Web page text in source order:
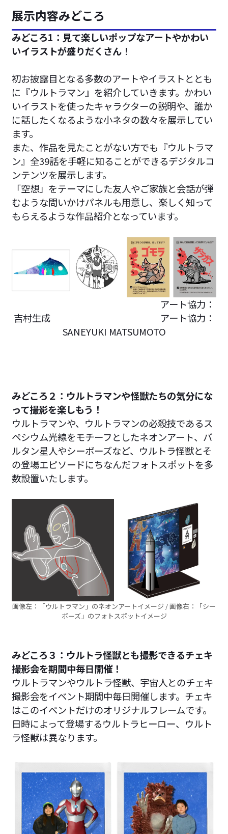
展示内容みどころ
みどころ1：見て楽しいポップなアートやかわい
いイラストが盛りだくさん！
初お披露目となる多数のアートやイラストととも
に『ウルトラマン』を紹介していきます。かわい
いイラストを使ったキャラクターの説明や、誰か
に話したくなるような小ネタの数々を展示してい
ます。
また、作品を見たことがない方でも『ウルトラマ
ン』全39話を手軽に知ることができるデジタルコ
ンテンツを展示します。
「空想」をテーマにした友人やご家族と会話が弾
むような問いかけパネルも用意し、楽しく知って
もらえるような作品紹介となっています。
アート協力：
吉村生成 アート協力：
SANEYUKI MATSUMOTO
みどころ２：ウルトラマンや怪獣たちの気分にな
って撮影を楽しもう！
ウルトラマンや、ウルトラマンの必殺技であるス
ペシウム光線をモチーフとしたネオンアート、バ
ルタン星人やシーボーズなど、ウルトラ怪獣とそ
の登場エピソードにちなんだフォトスポットを多
数設置いたします。
画像左：「ウルトラマン」のネオンアートイメージ / 画像右：「シー
ボーズ」のフォトスポットイメージ
みどころ３：ウルトラ怪獣とも撮影できるチェキ
撮影会を期間中毎日開催！
ウルトラマンやウルトラ怪獣、宇宙人とのチェキ
撮影会をイベント期間中毎日開催します。チェキ
はこのイベントだけのオリジナルフレームです。
日時によって登場するウルトラヒーロー、ウルト
ラ怪獣は異なります。